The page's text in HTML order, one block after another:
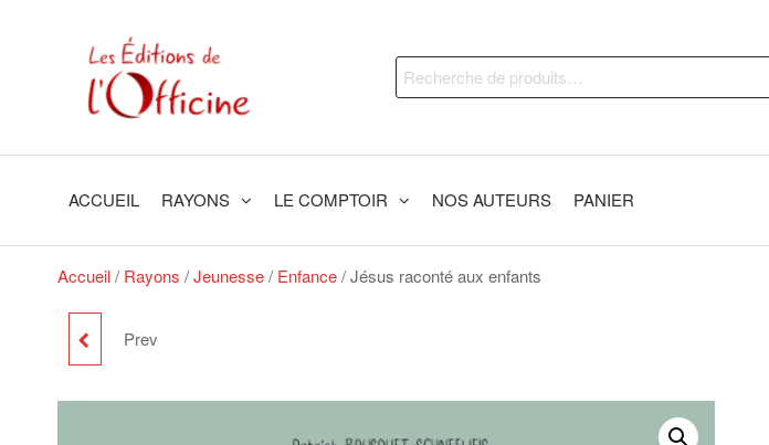
Editions
l'Officine
Recherche
pour :
ACCUEIL RAYONS LE COMPTOIR NOS AUTEURS PANIER
Accueil/ Rayons /Jeunesse/ Enfance/ Jésus raconté aux enfants
LE TEMPS DE VIVRE
Prev